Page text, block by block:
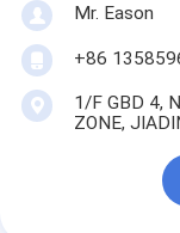
Mr. Eason
+86
1/F GBD 4,
ZONE,